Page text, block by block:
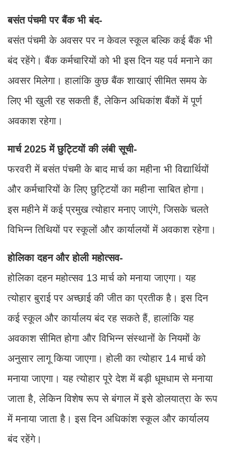
बसंत पंचमी पर बैंक भी बंद-
बसंत पंचमी के अवसर पर न केवल स्कूल बल्कि कई बैंक भी
बंद रहेंगे। बैंक कर्मचारियों को भी इस दिन यह पर्व मनाने का
अवसर मिलेगा। हालांकि कुछ बैंक शाखाएं सीमित समय के
लिए भी खुली रह सकती हैं, लेकिन अधिकांश बैंकों में पूर्ण
अवकाश रहेगा।
मार्च 2025 में छुट्टियों की लंबी सूची-
फरवरी में बसंत पंचमी के बाद मार्च का महीना भी विद्यार्थियों
और कर्मचारियों के लिए छुट्टियों का महीना साबित होगा।
इस महीने में कई प्रमुख त्योहार मनाए जाएंगे, जिसके चलते
विभिन्न तिथियों पर स्कूलों और कार्यालयों में अवकाश रहेगा।
होलिका दहन और होली महोत्सव-
होलिका दहन महोत्सव 13 मार्च को मनाया जाएगा। यह
त्योहार बुराई पर अच्छाई की जीत का प्रतीक है। इस दिन
कई स्कूल और कार्यालय बंद रह सकते हैं, हालांकि यह
अवकाश सीमित होगा और विभिन्न संस्थानों के नियमों के
अनुसार लागू किया जाएगा। होली का त्योहार 14 मार्च को
मनाया जाएगा। यह त्योहार पूरे देश में बड़ी धूमधाम से मनाया
जाता है, लेकिन विशेष रूप से बंगाल में इसे डोलयात्रा के रूप
में मनाया जाता है। इस दिन अधिकांश स्कूल और कार्यालय
बंद रहेंगे।